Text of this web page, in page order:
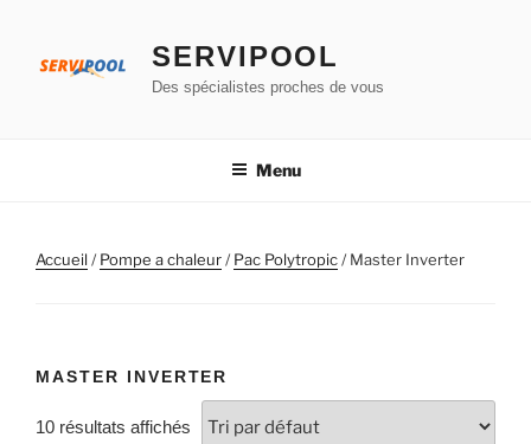
contenu
SERVIPOOL
Des spécialistes proches de vous
Menu
Accueil/Pompe a chaleur/Pac Polytropic/ Master Inverter
MASTER INVERTER
10 résultats affichés